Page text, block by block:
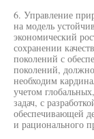
6. Управление
на модель
экономический
сохранении
поколений с
поколений, должно
необходим
учетом
задач, с
обеспечивающей
и рационального